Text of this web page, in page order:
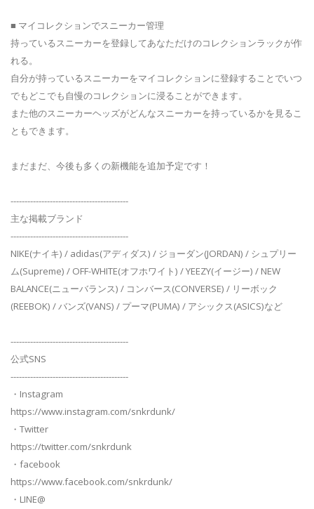
■ マイコレクションでスニーカー管理
持っているスニーカーを登録してあなただけのコレクションラックが作
れる。
自分が持っているスニーカーをマイコレクションに登録することでいつ
でもどこでも自慢のコレクションに浸ることができます。
また他のスニーカーヘッズがどんなスニーカーを持っているかを見るこ
ともできます。
まだまだ、今後も多くの新機能を追加予定です！
------------------------------------------
主な掲載ブランド
------------------------------------------
NIKE(ナイキ) / adidas(アディダス) / ジョーダン(JORDAN) / シュプリー
ム(Supreme) / OFF-WHITE(オフホワイト) / YEEZY(イージー) / NEW
BALANCE(ニューバランス) / コンバース(CONVERSE) / リーボック
(REEBOK) / バンズ(VANS) / プーマ(PUMA) / アシックス(ASICS)など
------------------------------------------
公式SNS
------------------------------------------
・Instagram
https://www.instagram.com/snkrdunk/
・Twitter
https://twitter.com/snkrdunk
・facebook
https://www.facebook.com/snkrdunk/
・LINE@